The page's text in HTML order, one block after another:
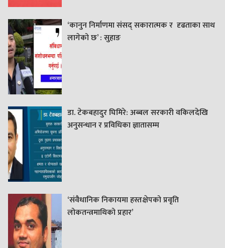
‘कानुन निर्माणमा संसद् सकारात्मक र दृढताका साथ
लागेको छ’ : सुहाङ
डा. टेकबहादुर घिमिरे: अब्बल सरकारी वकिलदेखि
अनुसन्धान र प्रविधिका ज्ञातासम्म
‘संवैधानिक निकायमा हस्तक्षेपको प्रवृति
लोकतन्त्रमाथिको प्रहार’